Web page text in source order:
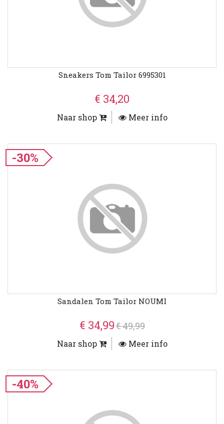
Sneakers Tom Tailor 6995301
€ 34,20
Naar shop Meer info
-30%
Sandalen Tom Tailor NOUMI
€ 34,99€ 49,99
Naar shop Meer info
-40%